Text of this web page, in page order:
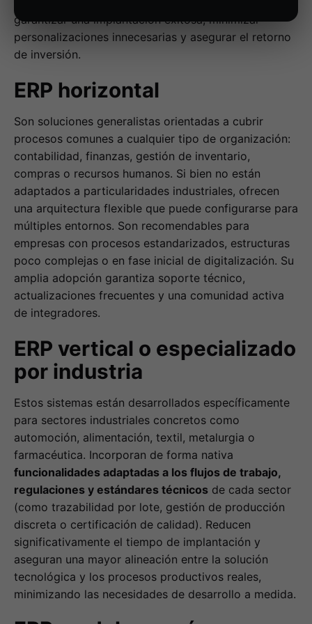
garantizar una implantación exitosa, minimizar
personalizaciones innecesarias y asegurar el retorno
de inversión.
ERP horizontal
Son soluciones generalistas orientadas a cubrir
procesos comunes a cualquier tipo de organización:
contabilidad, finanzas, gestión de inventario,
compras o recursos humanos. Si bien no están
adaptados a particularidades industriales, ofrecen
una arquitectura flexible que puede configurarse para
múltiples entornos. Son recomendables para
empresas con procesos estandarizados, estructuras
poco complejas o en fase inicial de digitalización. Su
amplia adopción garantiza soporte técnico,
actualizaciones frecuentes y una comunidad activa
de integradores.
ERP vertical o especializado
por industria
Estos sistemas están desarrollados específicamente
para sectores industriales concretos como
automoción, alimentación, textil, metalurgia o
farmacéutica. Incorporan de forma nativa
funcionalidades adaptadas a los flujos de trabajo,
regulaciones y estándares técnicos de cada sector
(como trazabilidad por lote, gestión de producción
discreta o certificación de calidad). Reducen
significativamente el tiempo de implantación y
aseguran una mayor alineación entre la solución
tecnológica y los procesos productivos reales,
minimizando las necesidades de desarrollo a medida.